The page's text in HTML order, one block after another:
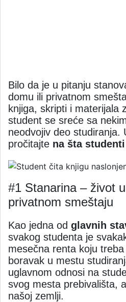
Bilo da je u pitanju
domu ili privatnom
knjiga, skripti i materijala
student se sreće sa
neodvojiv deo studiranja.
pročitajte na šta
#1 Stanarina – život
privatnom smeštaju
Kao jedna od glavnih
svakog studenta je
mesečna renta koju
boravak u mestu
uglavnom odnosi na
svog mesta prebivališta,
našoj zemlji.